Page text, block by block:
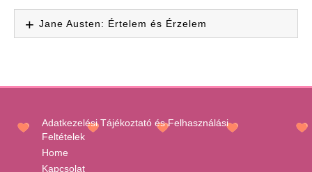
Jane Austen: Értelem és Érzelem
Adatkezelési Tájékoztató és Felhasználási
Feltételek
Home
Kapcsolat